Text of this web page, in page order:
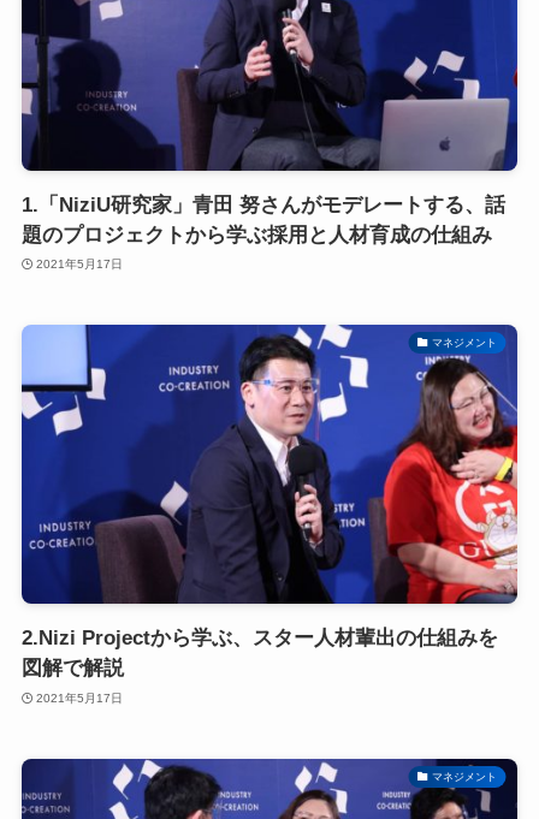
1.「NiziU研究家」青田 努さんがモデレートする、話
題のプロジェクトから学ぶ採用と人材育成の仕組み
2021年5月17日
マネジメント
2.Nizi Projectから学ぶ、スター人材輩出の仕組みを
図解で解説
2021年5月17日
マネジメント